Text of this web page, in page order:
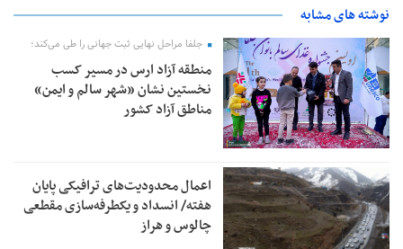
نوشته های مشابه
جلفا مراحل نهایی ثبت جهانی را طی می‌کند؛
منطقه آزاد ارس در مسیر کسب
نخستین نشان «شهر سالم و ایمن»
مناطق آزاد کشور
اعمال محدودیت‌های ترافیکی پایان
هفته/ انسداد و یکطرفه‌سازی مقطعی
چالوس و هراز